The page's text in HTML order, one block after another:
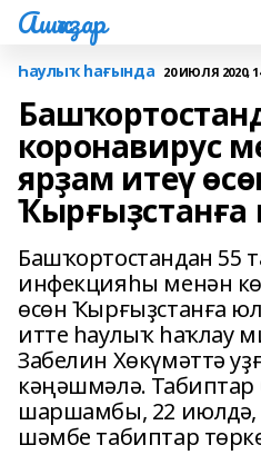
Ашҡаҙар
Һаулыҡ һағында 20 ИЮЛЯ 2020,
коронавирус
ярҙам итеү
Ҡырғыҙстанға
Башҡортостандан 55
инфекцияһы менән
өсөн Ҡырғыҙстанға
итте һаулыҡ һаҡлау
Забелин Хөкүмәттә
кәңәшмәлә.
шаршамбы, 22 июлдә,
шәмбе табиптар